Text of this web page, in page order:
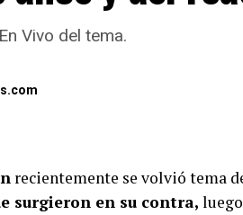
Vivo del tema.
recientemente se volvió tema
surgieron en su contra,